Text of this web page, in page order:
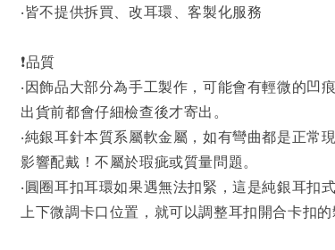
‧皆不提供拆買、改耳環、客製化服務
❗品質
‧因飾品大部分為手工製作，可能會有輕微的凹
出貨前都會仔細檢查後才寄出。
‧純銀耳針本質系屬軟金屬，如有彎曲都是正常
影響配戴！不屬於瑕疵或質量問題。
‧圓圈耳扣耳環如果遇無法扣緊，這是純銀耳扣
上下微調卡口位置，就可以調整耳扣開合卡扣的